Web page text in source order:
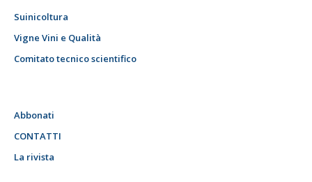
Suinicoltura
Vigne Vini e Qualità
Comitato tecnico scientifico
Abbonati
CONTATTI
La rivista